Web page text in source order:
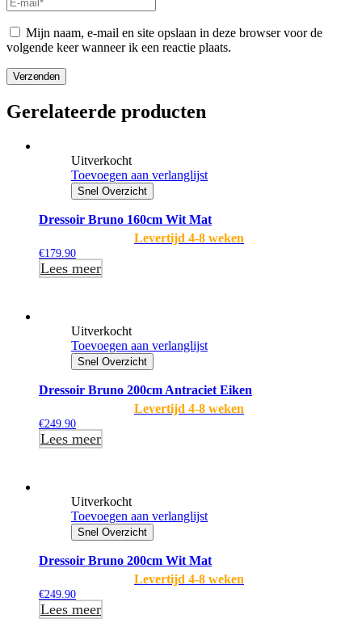
Mijn naam, e-mail en site opslaan in deze browser voor de
volgende keer wanneer ik een reactie plaats.
Verzenden
Gerelateerde producten
Uitverkocht
Toevoegen aan verlanglijst
Snel Overzicht
Dressoir Bruno 160cm Wit Mat
Levertijd 4-8 weken
€179.90
Lees meer
Uitverkocht
Toevoegen aan verlanglijst
Snel Overzicht
Dressoir Bruno 200cm Antraciet Eiken
Levertijd 4-8 weken
€249.90
Lees meer
Uitverkocht
Toevoegen aan verlanglijst
Snel Overzicht
Dressoir Bruno 200cm Wit Mat
Levertijd 4-8 weken
€249.90
Lees meer